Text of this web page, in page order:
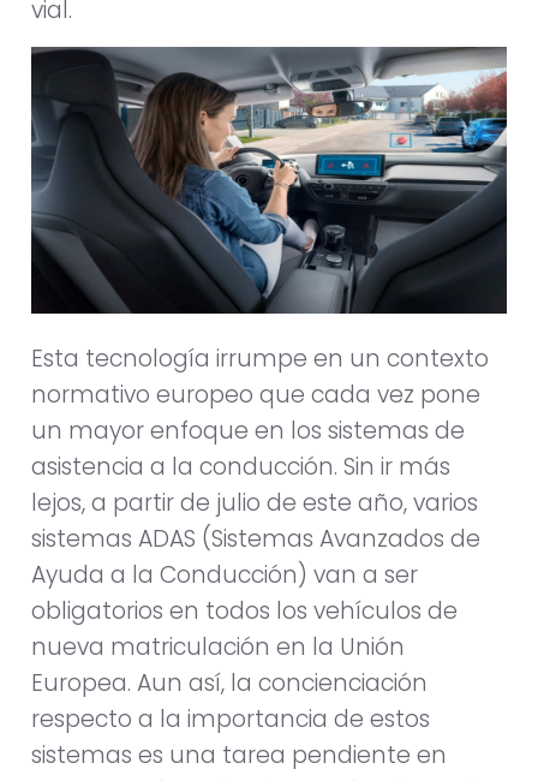
vial.
Esta tecnología irrumpe en un contexto
normativo europeo que cada vez pone
un mayor enfoque en los sistemas de
asistencia a la conducción. Sin ir más
lejos, a partir de julio de este año, varios
sistemas ADAS (Sistemas Avanzados de
Ayuda a la Conducción) van a ser
obligatorios en todos los vehículos de
nueva matriculación en la Unión
Europea. Aun así, la concienciación
respecto a la importancia de estos
sistemas es una tarea pendiente en